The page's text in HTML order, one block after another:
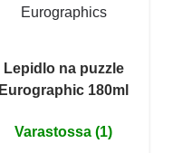
Eurographics
Lepidlo na puzzle
Eurographic 180ml
Varastossa (1)